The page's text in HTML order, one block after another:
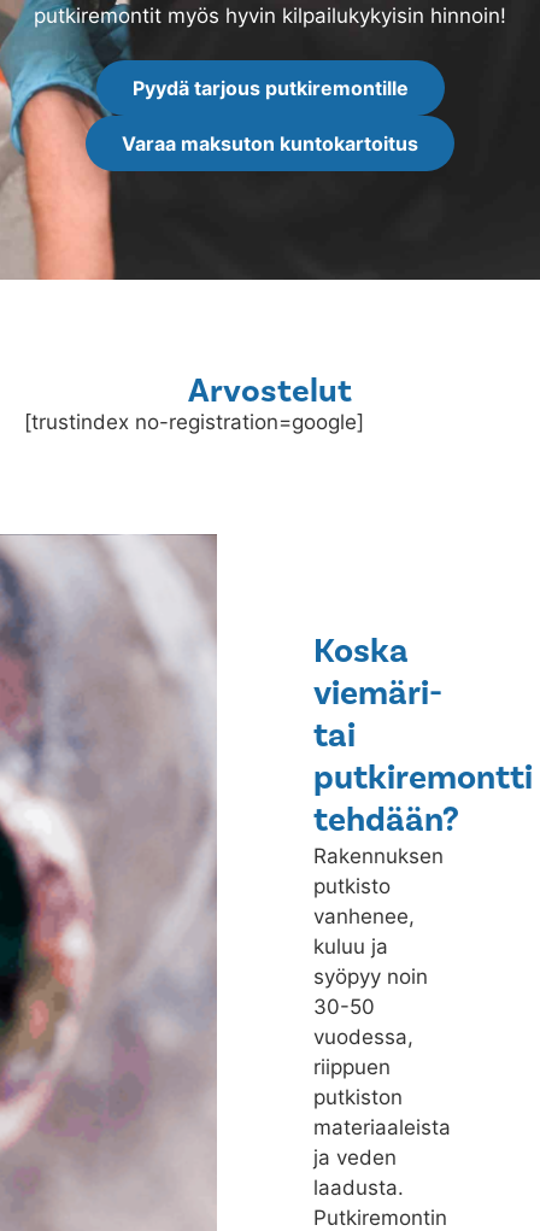
putkiremontit myös hyvin kilpailukykyisin hinnoin!
Pyydä tarjous putkiremontille
Varaa maksuton kuntokartoitus
Arvostelut
[trustindex no-registration=google]
Koska
viemäri-
tai
putkiremontti
tehdään?
Rakennuksen
putkisto
vanhenee,
kuluu ja
syöpyy noin
30-50
vuodessa,
riippuen
putkiston
materiaaleista
ja veden
laadusta.
Putkiremontin